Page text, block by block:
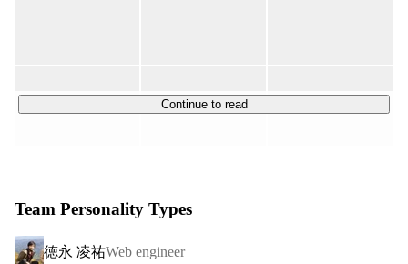
様々なSaasがリリースされDXが加速されています。
低コストで様々なシステムの導入ができるようになりまし
た。
Continue to read
Team Personality Types
徳永 凌祐Web engineer